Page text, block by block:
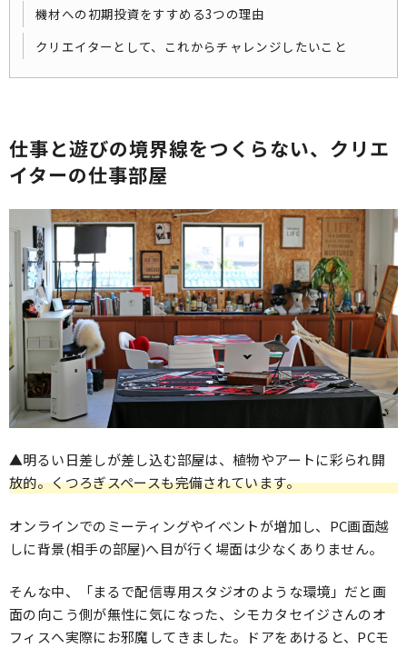
機材への初期投資をすすめる3つの理由
クリエイターとして、これからチャレンジしたいこと
仕事と遊びの境界線をつくらない、クリエ
イターの仕事部屋
▲明るい日差しが差し込む部屋は、植物やアートに彩られ開
放的。くつろぎスペースも完備されています。
オンラインでのミーティングやイベントが増加し、PC画面越
しに背景(相手の部屋)へ目が行く場面は少なくありません。
そんな中、「まるで配信専用スタジオのような環境」だと画
面の向こう側が無性に気になった、シモカタセイジさんのオ
フィスへ実際にお邪魔してきました。ドアをあけると、PCモ